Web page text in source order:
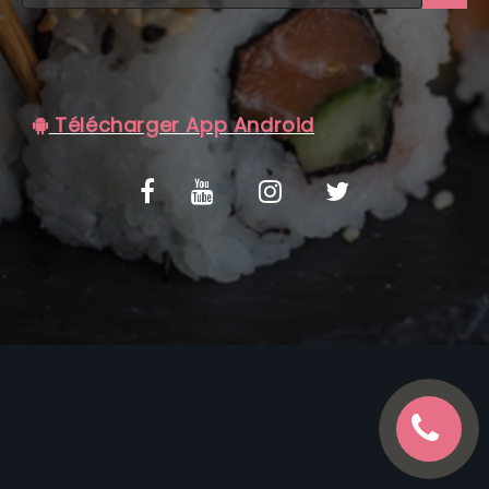
C.G.V
Télécharger App Android